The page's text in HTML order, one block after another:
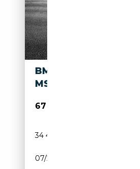
BMW X3 M XDRIVE30E
MSPORT
67 950€
34 400 km
07/2025